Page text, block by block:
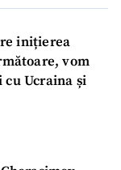
inițierea
vom
Ucraina și